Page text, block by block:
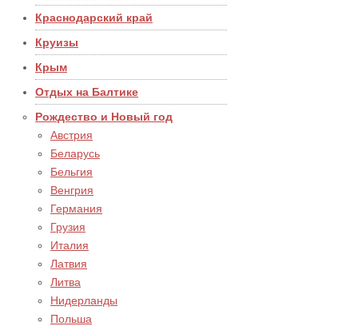
Краснодарский край
Круизы
Крым
Отдых на Балтике
Рождество и Новый год
Австрия
Беларусь
Бельгия
Венгрия
Германия
Грузия
Италия
Латвия
Литва
Нидерланды
Польша